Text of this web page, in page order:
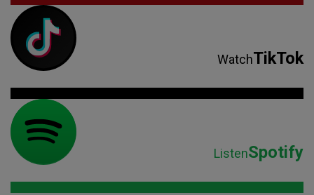
WatchTikTok
ListenSpotify